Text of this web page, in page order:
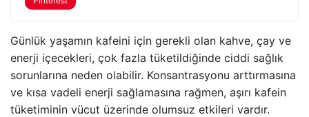
Günlük yaşamın kafeini için gerekli olan kahve, çay ve
enerji içecekleri, çok fazla tüketildiğinde ciddi sağlık
sorunlarına neden olabilir. Konsantrasyonu arttırmasına
ve kısa vadeli enerji sağlamasına rağmen, aşırı kafein
tüketiminin vücut üzerinde olumsuz etkileri vardır.